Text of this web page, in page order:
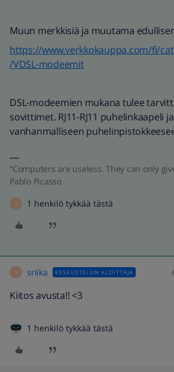
Muun merkkisiä ja muutama
https://www.verkkokauppa.com/fi/
/VDSL-modeemit
DSL-modeemien mukana tulee
sovittimet. RJ11-RJ11 puhelinkaapeli
vanhanmalliseen
“Computers are useless. They can only
Pablo Picasso
S 1 henkilö tykkää tästä
S sriika KESKUSTELUN ALOITTAJA
Kiitos avusta!! <3
1 henkilö tykkää tästä